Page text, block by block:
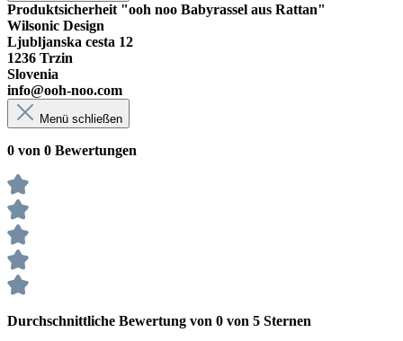
Produktsicherheit "ooh noo Babyrassel aus Rattan"
Wilsonic Design
Ljubljanska cesta 12
1236 Trzin
Slovenia
info@ooh-noo.com
Menü schließen
0 von 0 Bewertungen
Durchschnittliche Bewertung von 0 von 5 Sternen